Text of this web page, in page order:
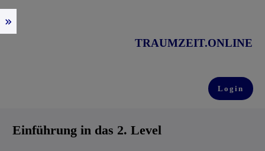
TRAUMZEIT.ONLINE
Login
Einführung in das 2. Level